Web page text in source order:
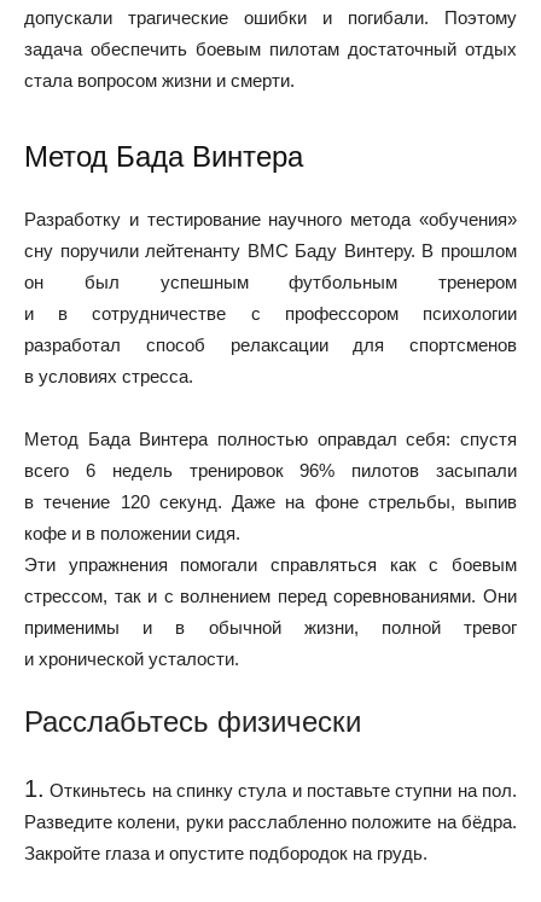
допускали трагические ошибки и погибали. Поэтому
задача обеспечить боевым пилотам достаточный отдых
стала вопросом жизни и смерти.
Метод Бада Винтера
Разработку и тестирование научного метода «обучения»
сну поручили лейтенанту ВМС Баду Винтеру. В прошлом
он был успешным футбольным тренером
и в сотрудничестве с профессором психологии
разработал способ релаксации для спортсменов
в условиях стресса.
Метод Бада Винтера полностью оправдал себя: спустя
всего 6 недель тренировок 96% пилотов засыпали
в течение 120 секунд. Даже на фоне стрельбы, выпив
кофе и в положении сидя.
Эти упражнения помогали справляться как с боевым
стрессом, так и с волнением перед соревнованиями. Они
применимы и в обычной жизни, полной тревог
и хронической усталости.
Расслабьтесь физически
1. Откиньтесь на спинку стула и поставьте ступни на пол.
Разведите колени, руки расслабленно положите на бёдра.
Закройте глаза и опустите подбородок на грудь.